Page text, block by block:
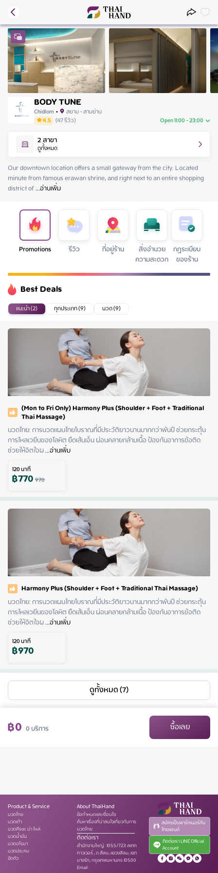
BODY TUNE
Chidlom • สยาม - สามย่าน
4.5 (47รีวิว) Open 11:00 - 23:00
Sunday 11:00 - 23:00
Monday 11:00 - 23:00
Tuesday 11:00 - 23:00
Wednesday 11:00 - 23:00
Thursday 11:00 - 23:00
Friday
2สาขา
ดูทั้งหมด
Our downtown location offers a small gateway from the city. Located
minute from famous erawan shrine, and right next to an entire shopping
district of ...อ่านเพิ่ม
Promotions รีวิว ที่อยู่ร้าน สิ่งอำนวย
ความสะดวก
กฏระเบียบ
ของร้าน
Best Deals
แนะนำ (2) ทุกประเภท (9) นวด (9)
(Mon to Fri Only) Harmony Plus (Shoulder + Foot + Traditional
Thai Massage)
นวดไทย: การนวดแผนไทยโบราณที่มีประวัติยาวนานมากกว่าพันปี ช่วยกระตุ้น
การไหลเวยีนของโลหิต ยืดเส้นเอ็น ผ่อนคลายกล้ามเนื้อ ป้องกันอาการข้อติด
ช่วยให้จิตใจผ ...อ่านเพิ่ม
120นาที
฿770970
Harmony Plus (Shoulder + Foot + Traditional Thai Massage)
นวดไทย: การนวดแผนไทยโบราณที่มีประวัติยาวนานมากกว่าพันปี ช่วยกระตุ้น
การไหลเวยีนของโลหิต ยืดเส้นเอ็น ผ่อนคลายกล้ามเนื้อ ป้องกันอาการข้อติด
ช่วยให้จิตใจผ ...อ่านเพิ่ม
120นาที
฿970
ดูทั้งหมด (7)
฿0 0บริการ ซื้อเลย
Product & Service
นวดไทย
นวดเท้า
นวดศีรษะ บ่า ไหล่
นวดน้ำมัน
นวดอโรมา
นวดประคบ
ขัดตัว
About ThaiHand
ข้อกำหนดและเงื่อนไข
ค้นหาเรื่องที่น่าสนใจเกี่ยวกับการ
นวดไทย
ติดต่อเรา
สำนักงานใหญ่:1055/723 สเตท
ทาวเวอร์ , ถ.สีลม, แขวงสีลม, เขต
บางรัก, กรุงเทพมหานคร 10500
Email :
สมัครเป็นพาร์ทเนอร์กับ
ไทยแฮนด์
ติดต่อเรา LINE Official
Account